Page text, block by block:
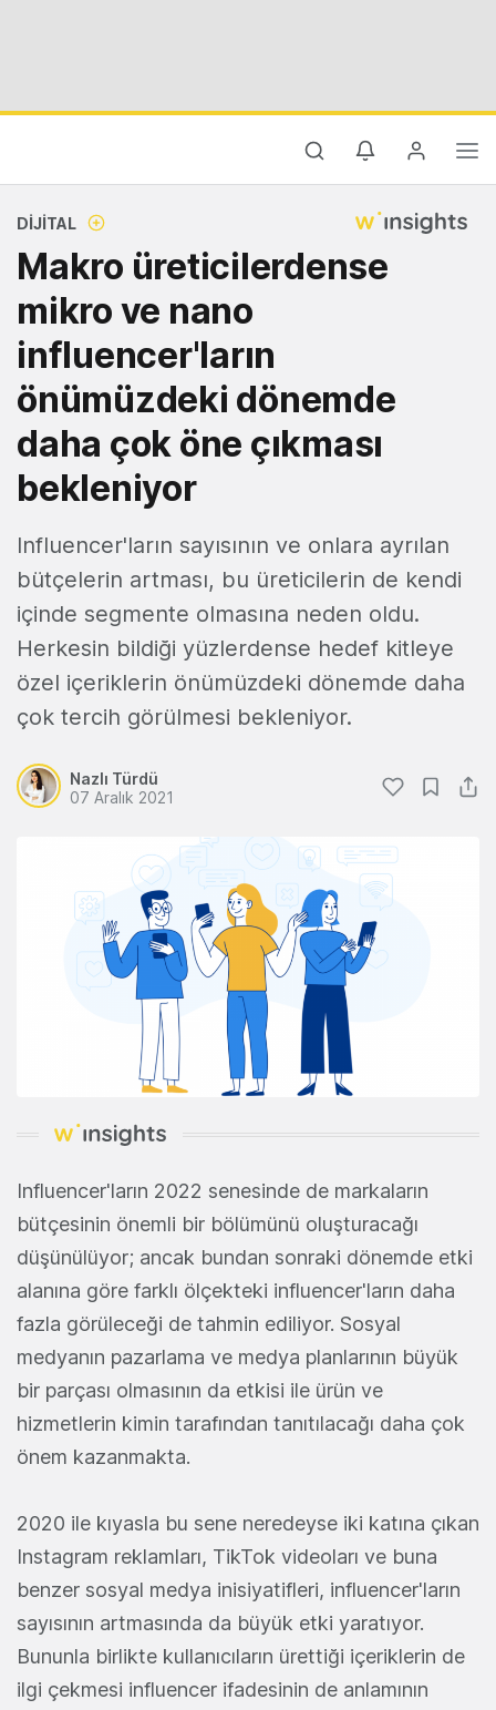
DIJITAL
Makro üreticilerdense
mikro ve nano
influencer'ların
önümüzdeki dönemde
daha çok öne çıkması
bekleniyor
Influencer'ların sayısının ve onlara ayrılan
bütçelerin artması, bu üreticilerin de kendi
içinde segmente olmasına neden oldu.
Herkesin bildiği yüzlerdense hedef kitleye
özel içeriklerin önümüzdeki dönemde daha
çok tercih görülmesi bekleniyor.
Nazlı Türdü
07 Aralık 2021
Influencer'ların 2022 senesinde de markaların
bütçesinin önemli bir bölümünü oluşturacağı
düşünülüyor; ancak bundan sonraki dönemde etki
alanına göre farklı ölçekteki influencer'ların daha
fazla görüleceği de tahmin ediliyor. Sosyal
medyanın pazarlama ve medya planlarının büyük
bir parçası olmasının da etkisi ile ürün ve
hizmetlerin kimin tarafından tanıtılacağı daha çok
önem kazanmakta.
2020 ile kıyasla bu sene neredeyse iki katına çıkan
Instagram reklamları, TikTok videoları ve buna
benzer sosyal medya inisiyatifleri, influencer'ların
sayısının artmasında da büyük etki yaratıyor.
Bununla birlikte kullanıcıların ürettiği içeriklerin de
ilgi çekmesi influencer ifadesinin de anlamının